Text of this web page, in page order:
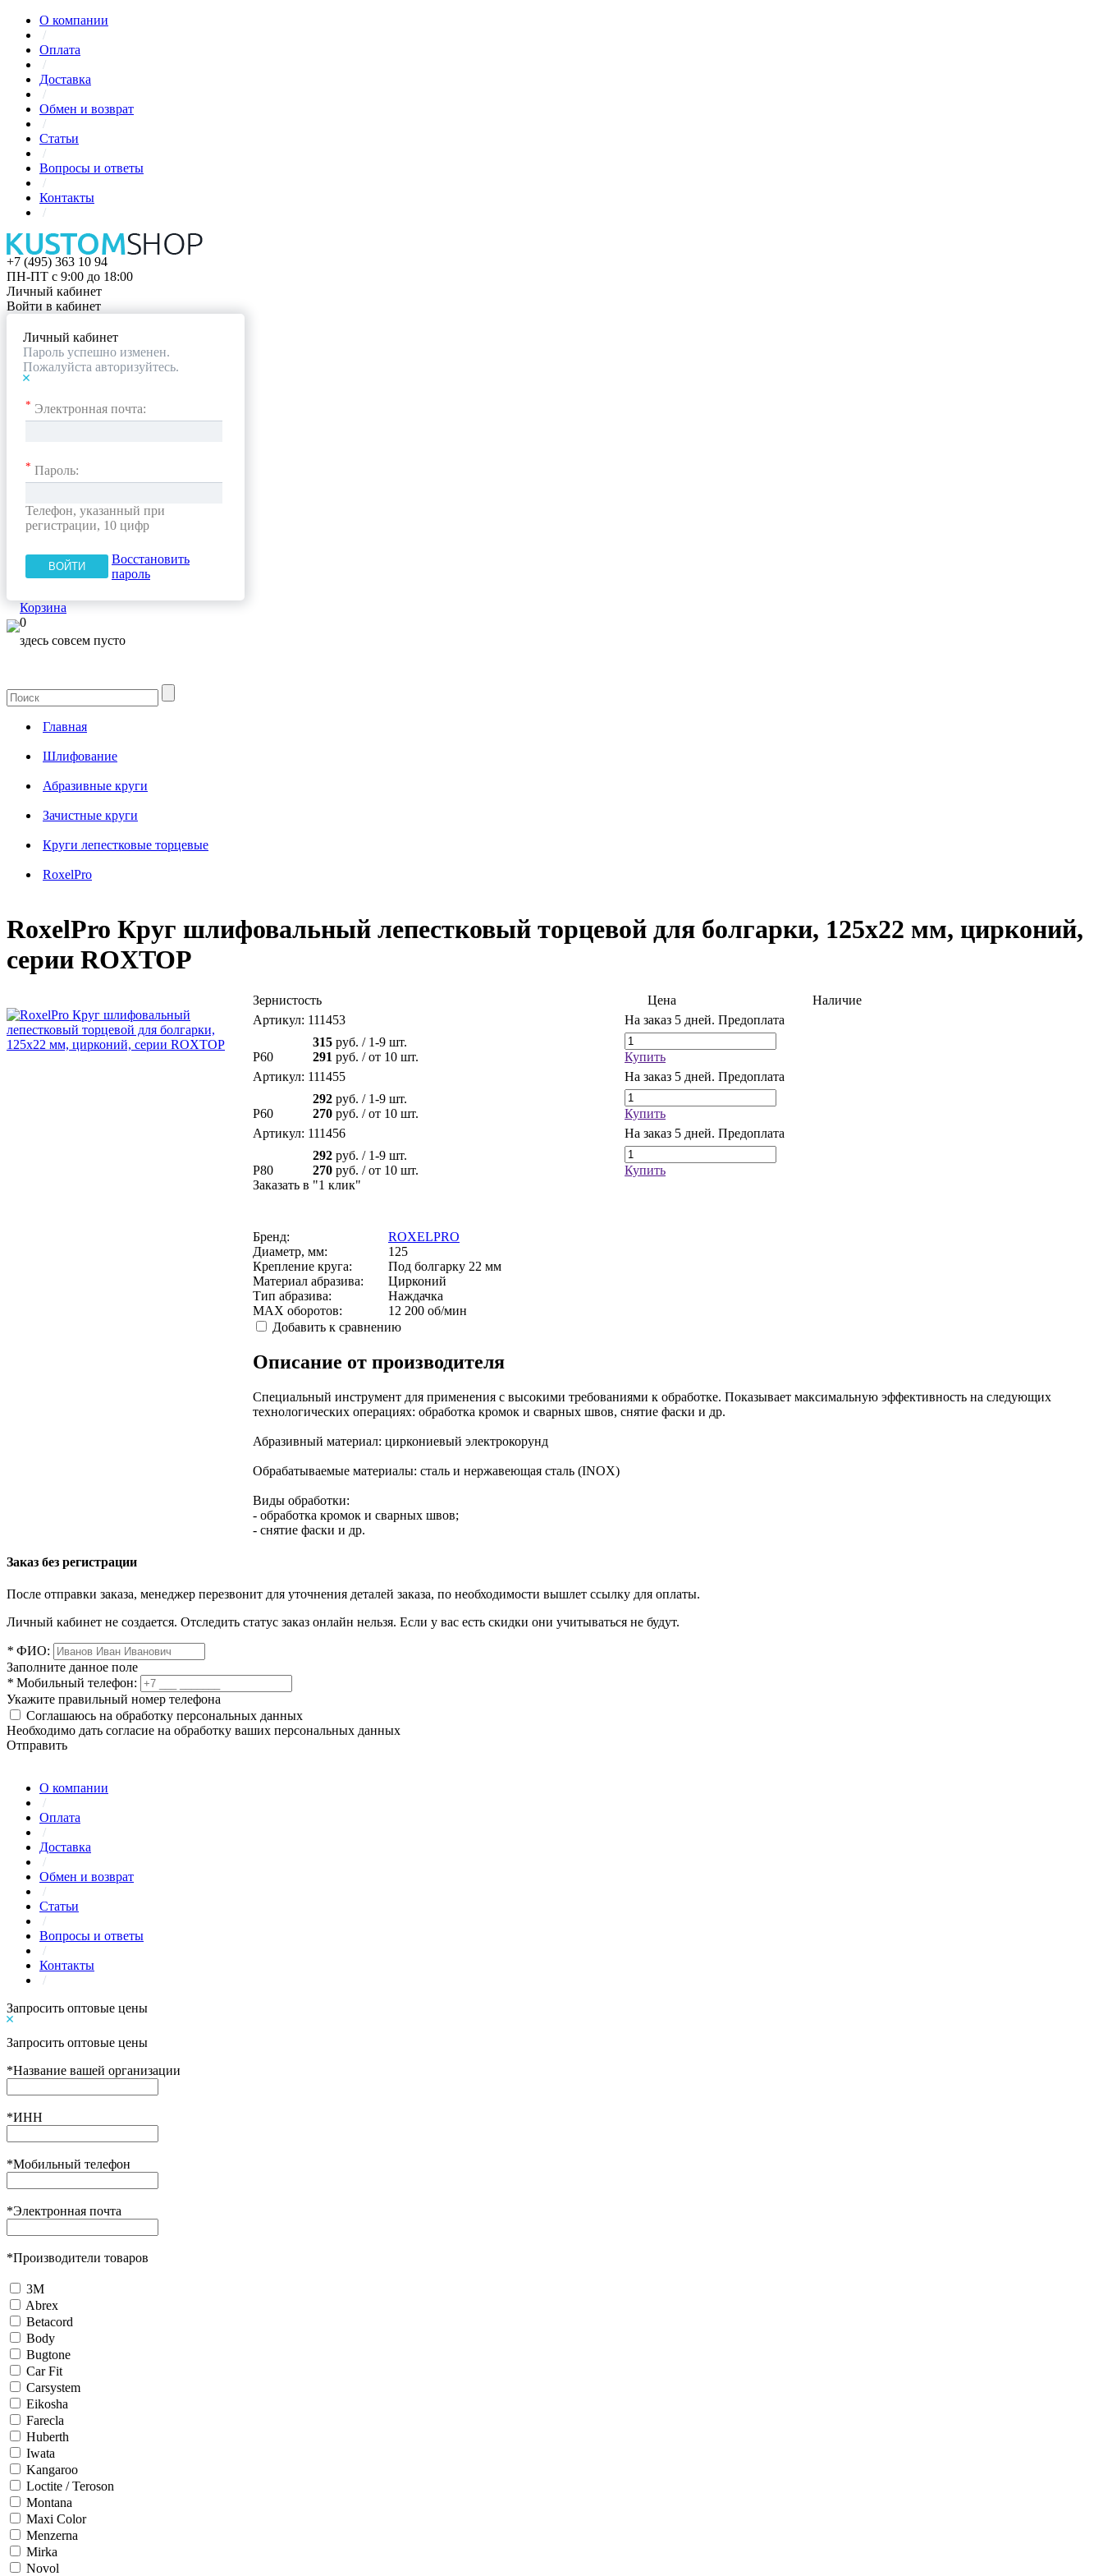
О компании
/
Оплата
/
Доставка
/
Обмен и возврат
/
Статьи
/
Вопросы и ответы
/
Контакты
/
+7 (495) 363 10 94
ПН-ПТ с 9:00 до 18:00
Личный кабинет
Войти в кабинет
Личный кабинет
Пароль успешно изменен.
Пожалуйста авторизуйтесь.
* Электронная почта:
* Пароль:
Телефон, указанный при
регистрации, 10 цифр
Восстановить
пароль
Корзина
0
здесь совсем пусто
Главная
Шлифование
Абразивные круги
Зачистные круги
Круги лепестковые торцевые
RoxelPro
RoxelPro Круг шлифовальный лепестковый торцевой для болгарки, 125х22 мм, цирконий,
серии ROXTOP
Зернистость Цена
Наличие
Артикул: 111453
На заказ 5 дней. Предоплата
P60
315 руб. / 1-9 шт.
291 руб. / от 10 шт.
Купить
Артикул: 111455
На заказ 5 дней. Предоплата
P60
292 руб. / 1-9 шт.
270 руб. / от 10 шт.
Купить
Артикул: 111456
На заказ 5 дней. Предоплата
P80
292 руб. / 1-9 шт.
270 руб. / от 10 шт.
Купить
Заказать в "1 клик"
Бренд:
ROXELPRO
Диаметр, мм:
125
Крепление круга:
Под болгарку 22 мм
Материал абразива:
Цирконий
Тип абразива:
Наждачка
MAX оборотов:
12 200 об/мин
Добавить к сравнению
Описание от производителя
Специальный инструмент для применения с высокими требованиями к обработке. Показывает максимальную эффективность на следующих
технологических операциях: обработка кромок и сварных швов, снятие фаски и др.
Абразивный материал: циркониевый электрокорунд
Обрабатываемые материалы: сталь и нержавеющая сталь (INOX)
Виды обработки:
- обработка кромок и сварных швов;
- снятие фаски и др.
Заказ без регистрации
После отправки заказа, менеджер перезвонит для уточнения деталей заказа, по необходимости вышлет ссылку для оплаты.
Личный кабинет не создается. Отследить статус заказ онлайн нельзя. Если у вас есть скидки они учитываться не будут.
* ФИО:
Заполните данное поле
* Мобильный телефон:
Укажите правильный номер телефона
Соглашаюсь на обработку персональных данных
Необходимо дать согласие на обработку ваших персональных данных
Отправить
О компании
/
Оплата
/
Доставка
/
Обмен и возврат
/
Статьи
/
Вопросы и ответы
/
Контакты
/
Запросить оптовые цены
Запросить оптовые цены
*Название вашей организации
*ИНН
*Мобильный телефон
*Электронная почта
*Производители товаров
3М
Abrex
Betacord
Body
Bugtone
Car Fit
Carsystem
Eikosha
Farecla
Huberth
Iwata
Kangaroo
Loctite / Teroson
Montana
Maxi Color
Menzerna
Mirka
Novol